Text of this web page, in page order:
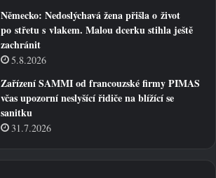
Německo: Nedoslýchavá žena přišla o život
po střetu s vlakem. Malou dcerku stihla ještě
zachránit
5.8.2026
Zařízení SAMMI od francouzské firmy PIMAS
včas upozorní neslyšící řidiče na blížící se
sanitku
31.7.2026